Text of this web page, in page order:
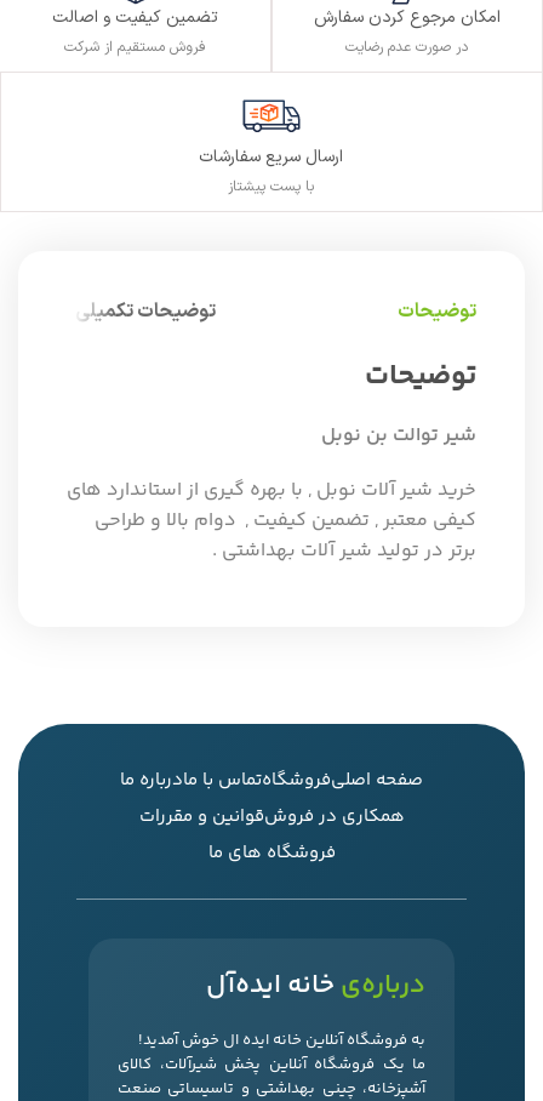
امکان مرجوع کردن سفارش
در صورت عدم رضایت
تضمین کیفیت و اصالت
فروش مستقیم از شرکت
ارسال سریع سفارشات
با پست پیشتاز
توضیحات توضیحات تکمیلی
توضیحات
شیر توالت بن نوبل
خرید شیر آلات نوبل , با بهره گیری از استاندارد های
کیفی معتبر , تضمین کیفیت , دوام بالا و طراحی
برتر در تولید شیر آلات بهداشتی .
صفحه اصلیفروشگاهتماس با مادرباره ما
همکاری در فروشقوانین و مقررات
فروشگاه های ما
درباره‌ی خانه ایده‌آل
به فروشگاه آنلاین خانه ایده ال خوش آمدید!
ما یک فروشگاه آنلاین پخش شیرآلات، کالای
آشپزخانه، چینی بهداشتی و تاسیساتی صنعت